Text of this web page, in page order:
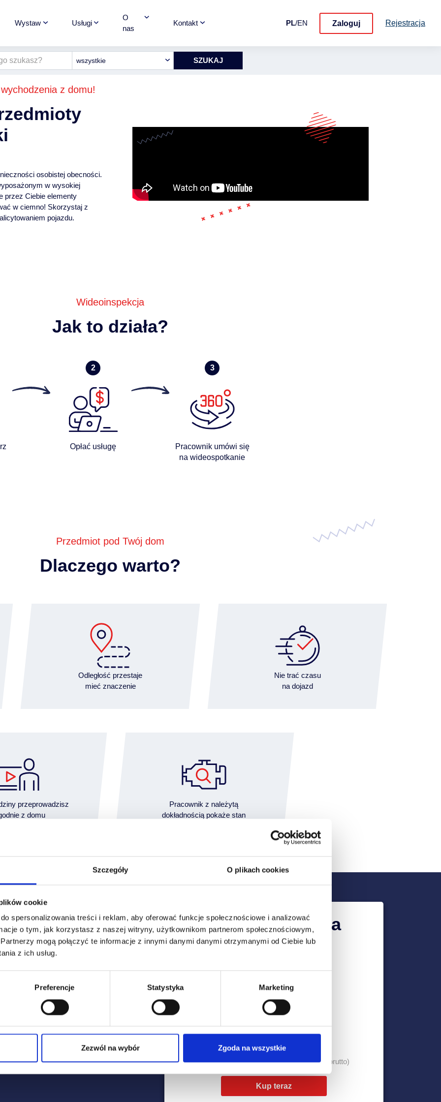
Szczegóły O plikach cookies
cookie
spersonalizowania treści i reklam, aby oferować funkcje społecznościowe i analizować
o tym, jak korzystasz z naszej witryny, użytkownikom partnerom społecznościowym,
Partnerzy mogą połączyć te informacje z innymi danymi danymi otrzymanymi od Ciebie lub
z ich usług.
Preferencje Statystyka Marketing
Zezwól na wybór Zgoda na wszystkie
Wystaw Usługi
O
nas
Kontakt PL/EN Zaloguj Rejestracja
wszystkie
z domu!
osobistej obecności.
w wysokiej
przez Ciebie elementy
w ciemno! Skorzystaj z
pojazdu.
Wideoinspekcja
Jak to działa?
Opłać usługę
Pracownik umówi się
na wideospotkanie
Przedmiot pod Twój dom
Dlaczego warto?
Odległość przestaje
mieć znaczenie
Nie trać czasu
na dojazd
przeprowadzisz
z domu
Pracownik z należytą
dokładnością pokaże stan
jest używanie
Wideoinspekcja
Dogodny termin dla Ciebie
120 zł99 zł (brutto)
Kup teraz